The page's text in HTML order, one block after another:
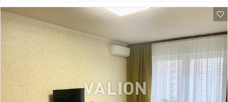
для тех, кто хочет создать интерьер своей мечты без переплаты
за чужой ремонт. Просторная планировка позволяет
максимально эффективно организовать жилое пространство.
Преимущества: Дом введен в эксплуатацию 3кв. 2026г. Взносы
в жилищный кооператив уплачены в полном объеме.
Современный жилой комплекс с развитой инфраструктурой.
Рядом метро Осокорки и Позняки. В пешей доступности
супермаркеты, торговые центры, школы, детские сады, кафе,
спортивные клубы и живописные озера для отдыха, рядом
автопарковка на 1500 паркомест. Эта квартира идеально